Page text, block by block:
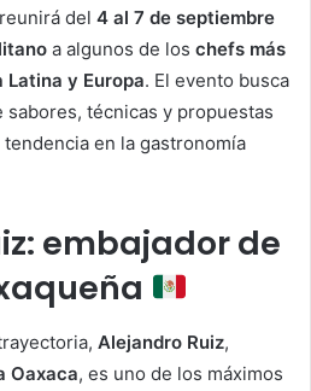
del 4 al 7 de septiembre
a algunos de los chefs más
y Europa. El evento busca
técnicas y propuestas
en la gastronomía
embajador de
Alejandro Ruiz,
Oaxaca, es uno de los máximos